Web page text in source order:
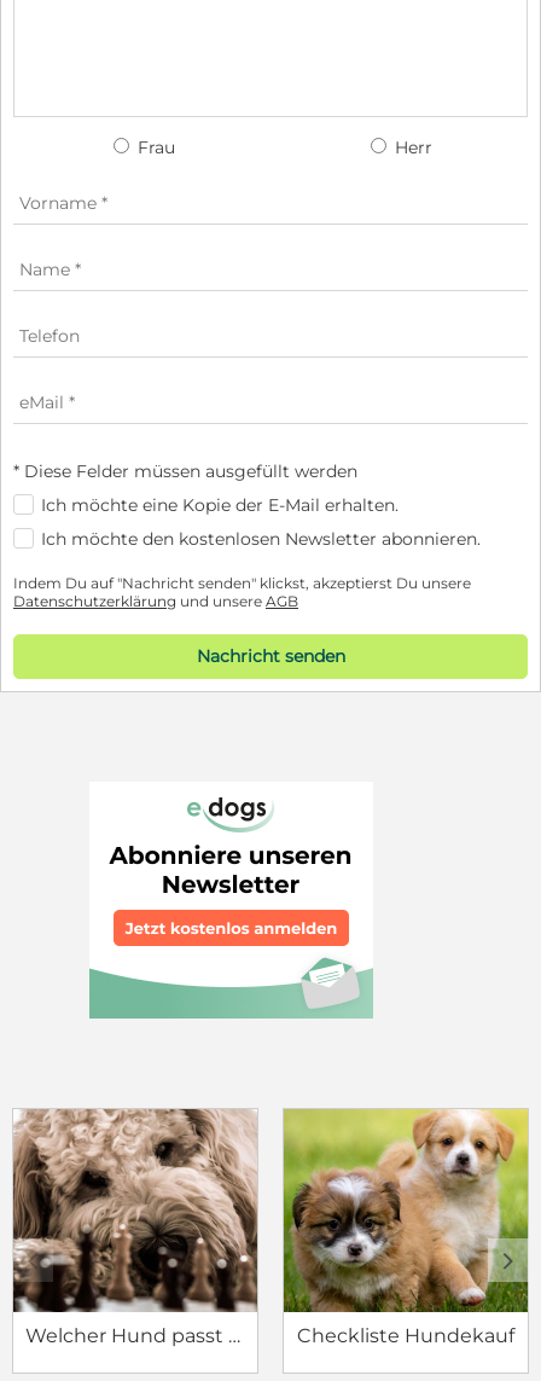
Frau Herr
* Diese Felder müssen ausgefüllt werden
Ich möchte eine Kopie der E-Mail erhalten.
Ich möchte den kostenlosen Newsletter abonnieren.
Indem Du auf "Nachricht senden" klickst, akzeptierst Du unsere
Datenschutzerklärung und unsere AGB
Nachricht senden
Welcher Hund passt zu mir? Checkliste Hundekauf
c d